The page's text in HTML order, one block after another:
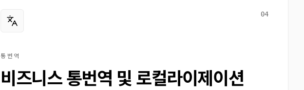
04
통번역
비즈니스 통번역 및 로컬라이제이션